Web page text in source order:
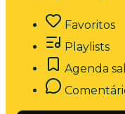
Favoritos
Playlists
Agenda